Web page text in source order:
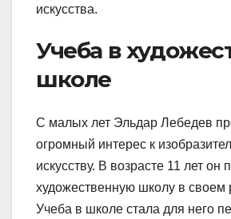
искусства.
Учеба в
школе
С малых лет Эльдар Лебедев
огромный интерес к
искусству. В возрасте 11 лет он
художественную школу в своем
Учеба в школе стала для него